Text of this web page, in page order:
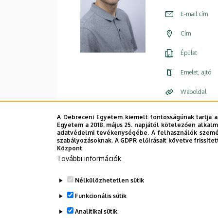
E-mail cím
Cím
Épület
Emelet, ajtó
Weboldal
A Debreceni Egyetem kiemelt fontosságúnak
Egyetem a 2018. május 25. napjától kötelezően
adatvédelmi tevékenységébe. A felhasználók
szabályozásoknak. A GDPR előírásait követve
Központ
További információk
Nélkülözhetetlen sütik
Funkcionális sütik
Analitikai sütik